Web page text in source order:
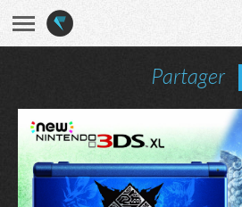
Partager